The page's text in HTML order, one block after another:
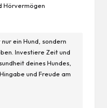
Hörvermögen
nur ein Hund, sondern
Investiere Zeit und
deines Hundes,
und Freude am